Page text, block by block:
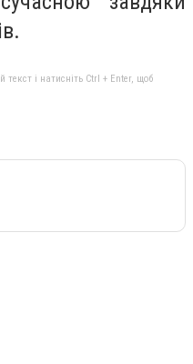
текст і натисніть Ctrl + Enter, щоб